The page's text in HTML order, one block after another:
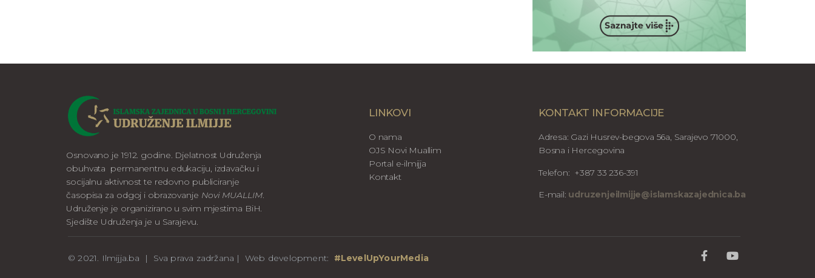
Osnovano je 1912. godine. Djelatnost Udruženja
obuhvata permanentnu edukaciju, izdavačku i
socijalnu aktivnost te redovno publiciranje
časopisa za odgoj i obrazovanje Novi MUALLIM.
Udruženje je organizirano u svim mjestima BiH.
Sjedište Udruženja je u Sarajevu.
LINKOVI
O nama
OJS Novi Muallim
Portal e-ilmijja
Kontakt
KONTAKT INFORMACIJE
Adresa: Gazi Husrev-begova 56a, Sarajevo 71000,
Bosna i Hercegovina
Telefon: +387 33 236-391
E-mail: udruzenjeilmijje@islamskazajednica.ba
© 2021. Ilmijja.ba | Sva prava zadržana | Web development: #LevelUpYourMedia